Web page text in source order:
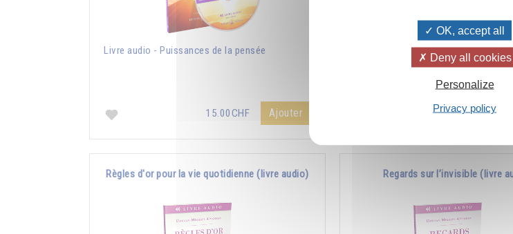
Livre audio - Puissances de la pensée
15.00CHF Ajouter
La meilleure arme contre la
15.00CHF
Règles d'or pour la vie quotidienne (livre audio) Regards sur l’invisible (livre
OK, accept all
Deny all cookies
Personalize
Privacy policy